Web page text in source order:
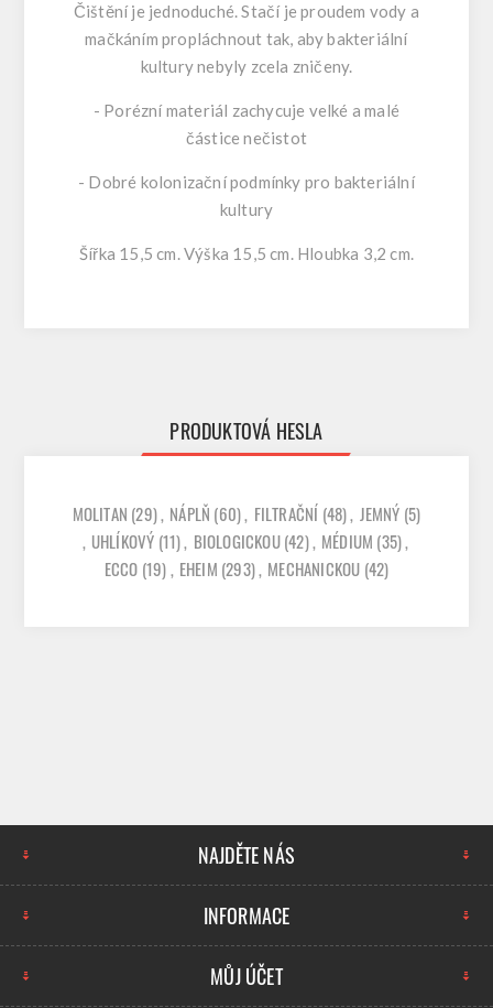
Čištění je jednoduché. Stačí je proudem vody a
mačkáním propláchnout tak, aby bakteriální
kultury nebyly zcela zničeny.
- Porézní materiál zachycuje velké a malé
částice nečistot
- Dobré kolonizační podmínky pro bakteriální
kultury
Šířka 15,5 cm. Výška 15,5 cm. Hloubka 3,2 cm.
PRODUKTOVÁ HESLA
MOLITAN (29), NÁPLŇ (60), FILTRAČNÍ (48), JEMNÝ (5)
, UHLÍKOVÝ (11), BIOLOGICKOU(42), MÉDIUM (35),
ECCO (19), EHEIM (293), MECHANICKOU (42)
NAJDĚTE NÁS
INFORMACE
MŮJ ÚČET